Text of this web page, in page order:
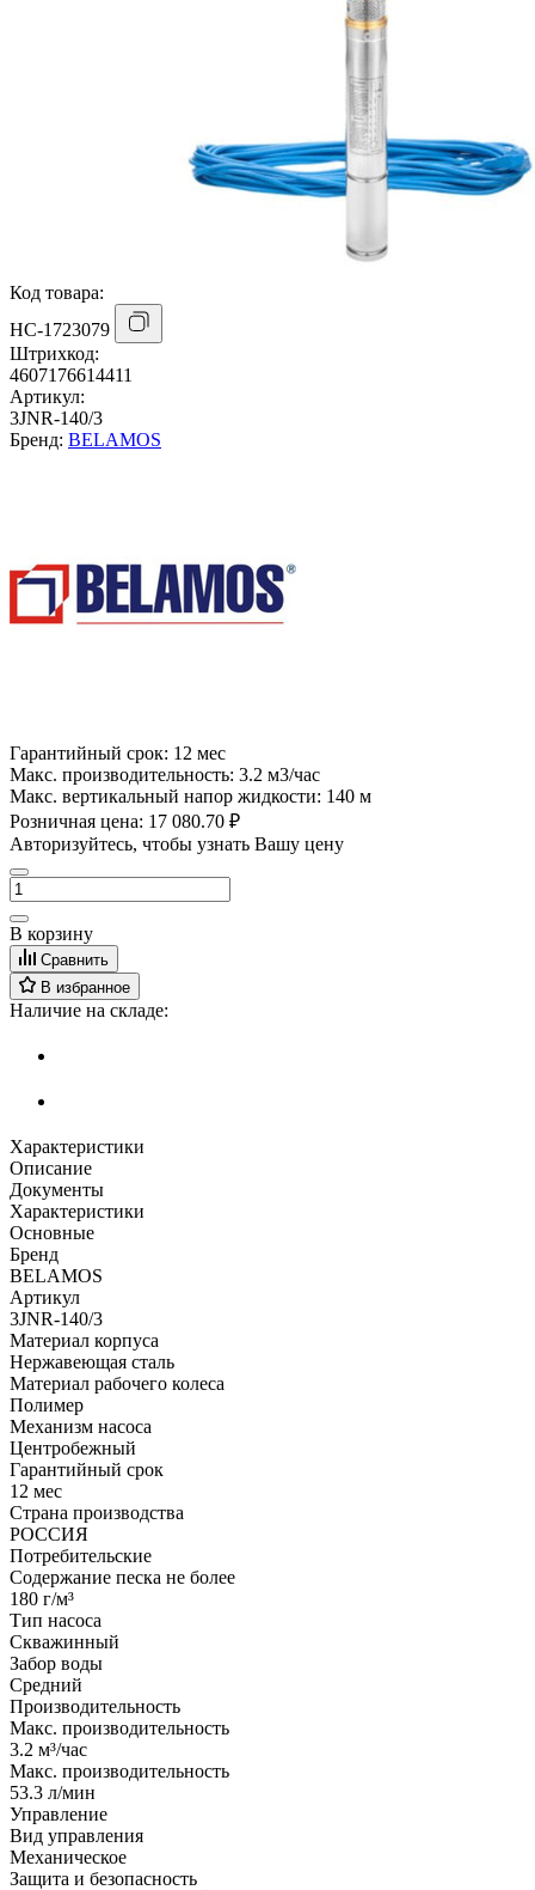
Код товара:
НС-1723079
Штрихкод:
4607176614411
Артикул:
3JNR-140/3
Бренд: BELAMOS
Гарантийный срок: 12 мес
Макс. производительность: 3.2 м3/час
Макс. вертикальный напор жидкости: 140 м
Розничная цена: 17 080.70 ₽
Авторизуйтесь, чтобы узнать Вашу цену
В корзину
Сравнить
В избранное
Наличие на складе:
Характеристики
Описание
Документы
Характеристики
Основные
Бренд
BELAMOS
Артикул
3JNR-140/3
Материал корпуса
Нержавеющая сталь
Материал рабочего колеса
Полимер
Механизм насоса
Центробежный
Гарантийный срок
12 мес
Страна производства
РОССИЯ
Потребительские
Содержание песка не более
180 г/м³
Тип насоса
Скважинный
Забор воды
Средний
Производительность
Макс. производительность
3.2 м³/час
Макс. производительность
53.3 л/мин
Управление
Вид управления
Механическое
Защита и безопасность